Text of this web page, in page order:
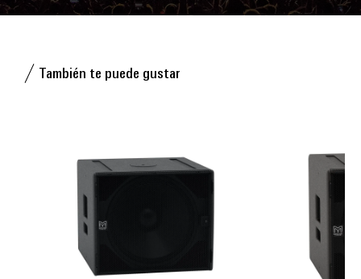
También te puede gustar